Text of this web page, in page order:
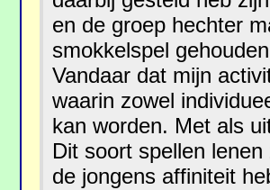
en de groep hechter
smokkelspel
Vandaar dat mijn
waarin zowel
kan worden. Met als
Dit soort spellen
de jongens affiniteit